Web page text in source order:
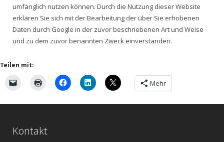
umfänglich nutzen können. Durch die Nutzung dieser Website
erklären Sie sich mit der Bearbeitung der über Sie erhobenen
Daten durch Google in der zuvor beschriebenen Art und Weise
und zu dem zuvor benannten Zweck einverstanden.
Teilen mit:
Mehr
Kontakt